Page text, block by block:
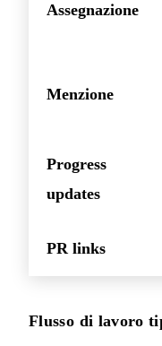
Assegnazione
Menzione
Progress
updates
PR links
Flusso di lavoro